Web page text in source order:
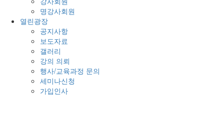
명강사회원
열린광장
공지사항
보도자료
갤러리
강의 의뢰
행사/교육과정 문의
세미나신청
가입인사